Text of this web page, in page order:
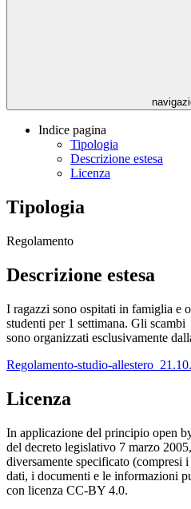
Indice pagina
Tipologia
Descrizione estesa
Licenza
Tipologia
Regolamento
Descrizione estesa
I ragazzi sono ospitati in famiglia e
studenti per 1 settimana. Gli scambi
sono organizzati esclusivamente
Regolamento-studio-
Licenza
In applicazione del principio open
del decreto legislativo 7 marzo
diversamente specificato
dati, i documenti e le informazioni
con licenza CC-BY 4.0.